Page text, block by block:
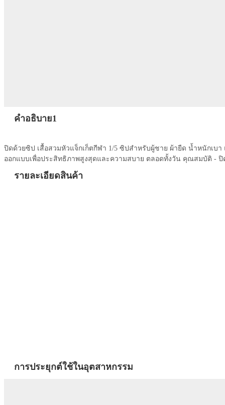
คำอธิบาย1
ปิดด้วยซิป เสื้อสวมหัวแจ็กเก็ตกีฬา 1/5 ซิปสำหรับผู้ชาย ผ้ายืด น้ำหนักเบ
ออกแบบเพื่อประสิทธิภาพสูงสุดและความสบาย ตลอดทั้งวัน คุณสมบัติ - ปิ
รายละเอียดสินค้า
การประยุกต์ใช้ในอุตสาหกรรม